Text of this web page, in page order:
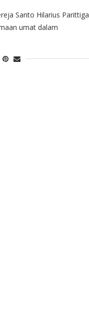
Santo Hilarius Parittiga
umat dalam